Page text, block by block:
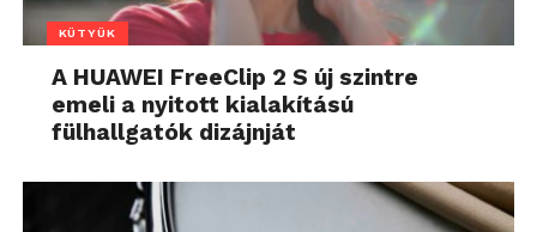
KÜTYÜK
A HUAWEI FreeClip 2 S új szintre
emeli a nyitott kialakítású
fülhallgatók dizájnját